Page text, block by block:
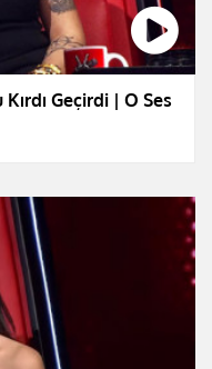
Geçirdi | O Ses